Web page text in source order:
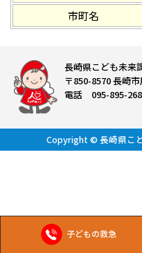
子どもの救急
市町名
長崎県こども未来
〒850-8570 長崎
電話 095-895-
Copyright © 長崎県こ